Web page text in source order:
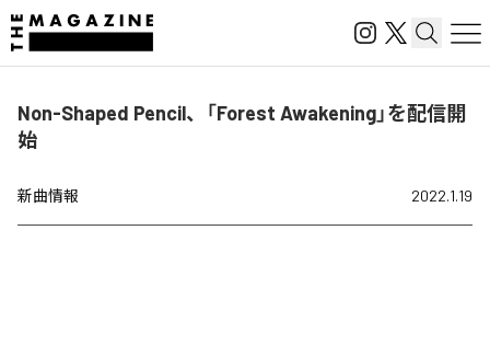
Non-Shaped Pencil、「Forest Awakening」を配信開
始
新曲情報 2022.1.19